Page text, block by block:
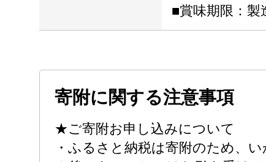
■賞味期限：製
寄附に関する注意事項
★ご寄附お申し込みについて
・ふるさと納税は寄附のため、